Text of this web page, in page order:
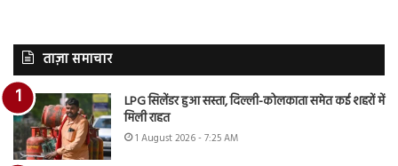
ताज़ा समाचार
LPG सिलेंडर हुआ सस्ता, दिल्ली-कोलकाता समेत कई शहरों में
मिली राहत
1 August 2026 - 7:25 AM